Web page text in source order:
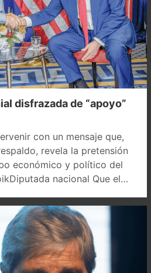
disfrazada de “apoyo”
con un mensaje que,
revela la pretensión
económico y político del
nacional Que el…